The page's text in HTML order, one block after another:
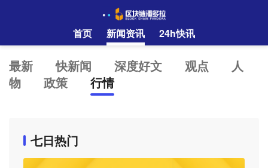
首页 新闻资讯 24h快讯
最新 快新闻 深度好文 观点
人
物
政策 行情
七日热门